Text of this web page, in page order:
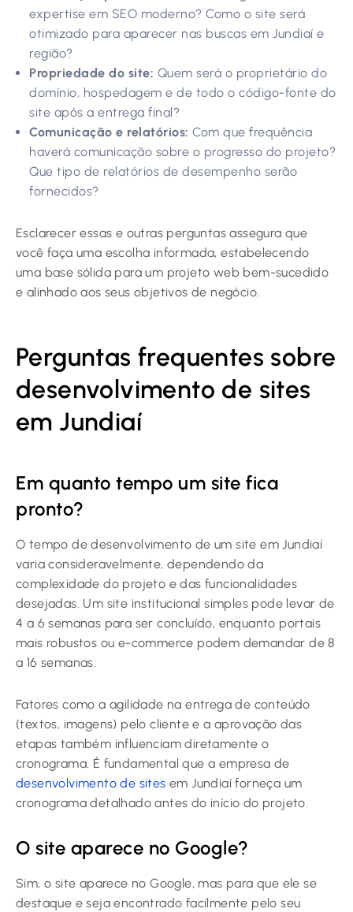
expertise em SEO moderno? Como o site será
otimizado para aparecer nas buscas em Jundiaí e
região?
Propriedade do site: Quem será o proprietário do
domínio, hospedagem e de todo o código-fonte do
site após a entrega final?
Comunicação e relatórios: Com que frequência
haverá comunicação sobre o progresso do projeto?
Que tipo de relatórios de desempenho serão
fornecidos?
Esclarecer essas e outras perguntas assegura que
você faça uma escolha informada, estabelecendo
uma base sólida para um projeto web bem-sucedido
e alinhado aos seus objetivos de negócio.
Perguntas frequentes sobre
desenvolvimento de sites
em Jundiaí
Em quanto tempo um site fica
pronto?
O tempo de desenvolvimento de um site em Jundiaí
varia consideravelmente, dependendo da
complexidade do projeto e das funcionalidades
desejadas. Um site institucional simples pode levar de
4 a 6 semanas para ser concluído, enquanto portais
mais robustos ou e-commerce podem demandar de 8
a 16 semanas.
Fatores como a agilidade na entrega de conteúdo
(textos, imagens) pelo cliente e a aprovação das
etapas também influenciam diretamente o
cronograma. É fundamental que a empresa de
desenvolvimento de sites em Jundiaí forneça um
cronograma detalhado antes do início do projeto.
O site aparece no Google?
Sim, o site aparece no Google, mas para que ele se
destaque e seja encontrado facilmente pelo seu